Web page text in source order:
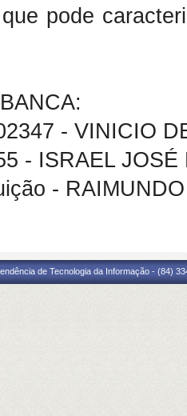
pode
- VINICIO
- ISRAEL
-
de Tecnologia da Informação - (84)